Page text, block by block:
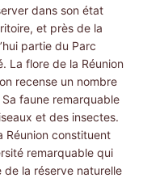
dans son état
et près de la
partie du Parc
La flore de la Réunion
recense un nombre
faune remarquable
et des insectes.
Réunion constituent
remarquable qui
la réserve naturelle